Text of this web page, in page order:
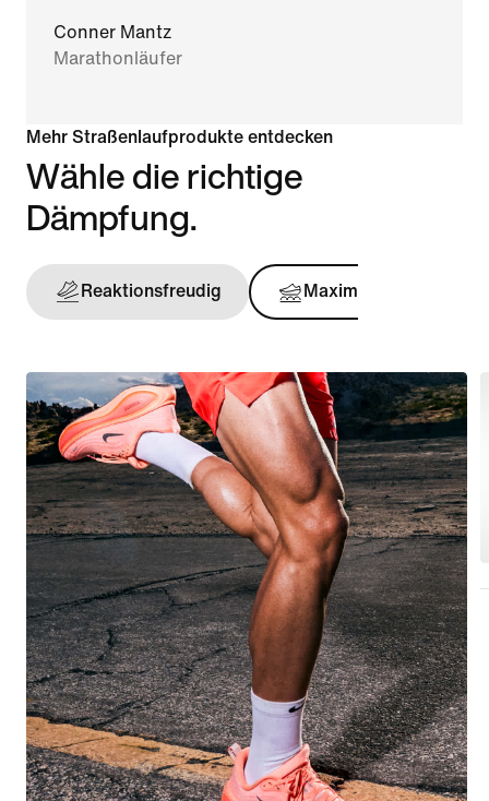
Conner Mantz
Marathonläufer
Mehr Straßenlaufprodukte entdecken
Wähle die richtige
Dämpfung.
Reaktionsfreudig Maximal